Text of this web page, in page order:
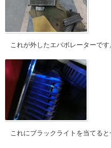
これが外したエバボレーターです
これにブラックライトを当てると